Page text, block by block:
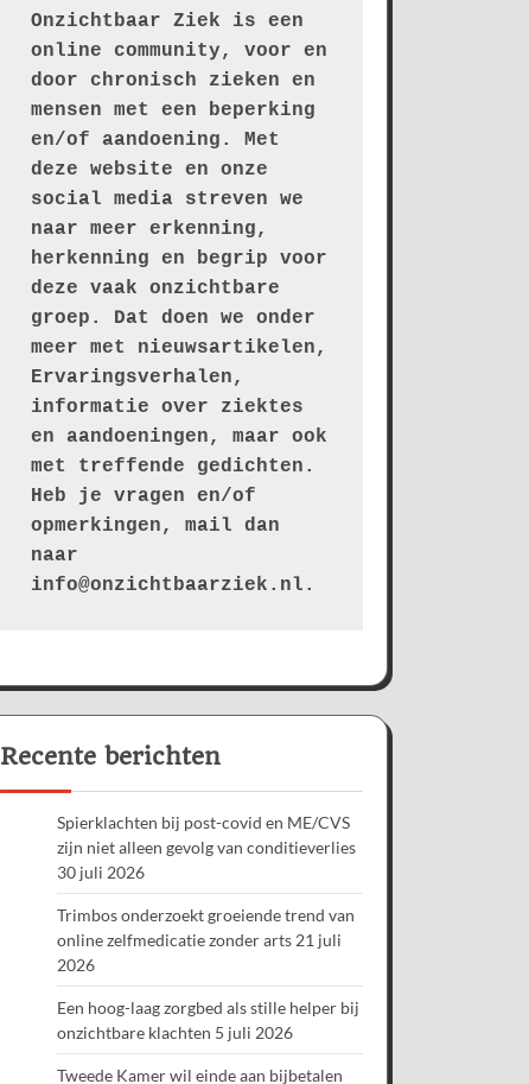
Onzichtbaar Ziek is een
online community, voor en
door chronisch zieken en
mensen met een beperking
en/of aandoening. Met
deze website en onze
social media streven we
naar meer erkenning,
herkenning en begrip voor
deze vaak onzichtbare
groep. Dat doen we onder
meer met nieuwsartikelen,
Ervaringsverhalen,
informatie over ziektes
en aandoeningen, maar ook
met treffende gedichten.
Heb je vragen en/of
opmerkingen, mail dan
naar
info@onzichtbaarziek.nl.
Recente berichten
Spierklachten bij post-covid en ME/CVS
zijn niet alleen gevolg van conditieverlies
30 juli 2026
Trimbos onderzoekt groeiende trend van
online zelfmedicatie zonder arts 21 juli
2026
Een hoog-laag zorgbed als stille helper bij
onzichtbare klachten 5 juli 2026
Tweede Kamer wil einde aan bijbetalen